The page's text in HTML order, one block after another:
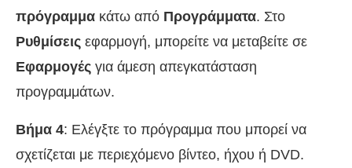
πρόγραμμα κάτω από Προγράμματα. Στο
Ρυθμίσεις εφαρμογή, μπορείτε να μεταβείτε σε
Εφαρμογές για άμεση απεγκατάσταση
προγραμμάτων.
Βήμα 4: Ελέγξτε το πρόγραμμα που μπορεί να
σχετίζεται με περιεχόμενο βίντεο, ήχου ή DVD.